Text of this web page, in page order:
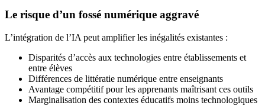
Le risque d’un fossé numérique aggravé
L’intégration de l’IA peut amplifier les inégalités existantes :
Disparités d’accès aux technologies entre établissements et
entre élèves
Différences de littératie numérique entre enseignants
Avantage compétitif pour les apprenants maîtrisant ces outils
Marginalisation des contextes éducatifs moins technologiques